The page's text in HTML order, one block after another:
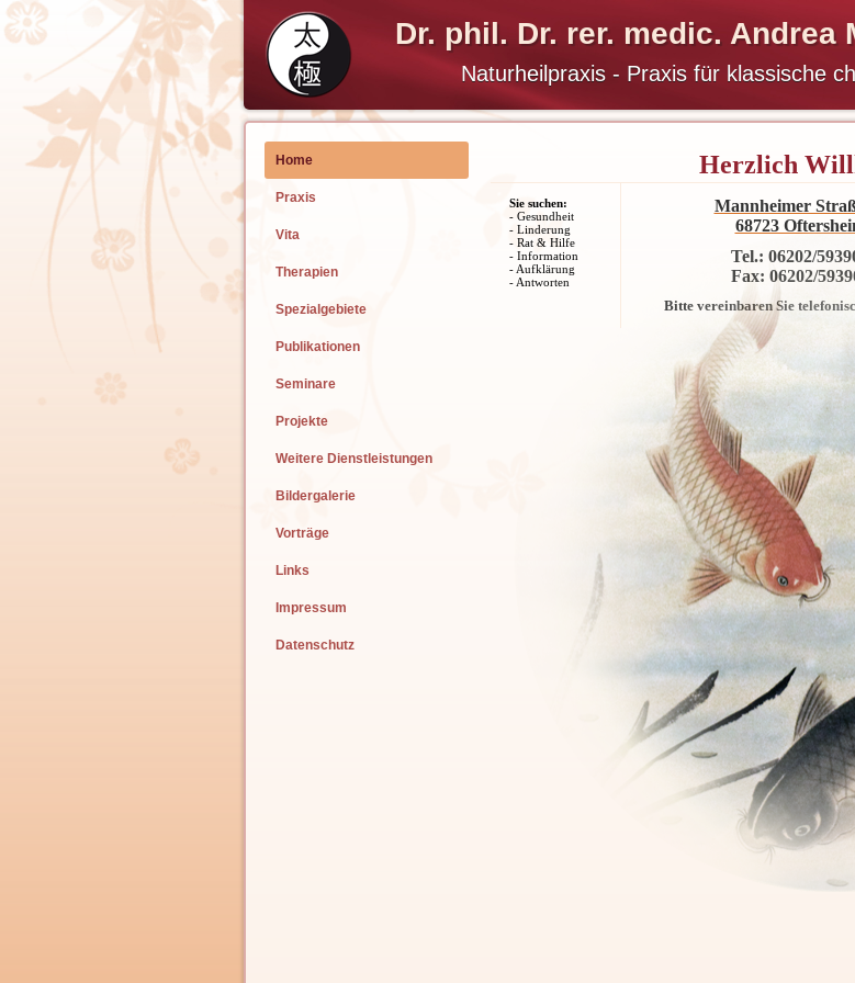
Dr. phil. Dr. rer. medic. Andrea
Naturheilpraxis - Praxis für klassische
Home
Praxis
Vita
Therapien
Spezialgebiete
Publikationen
Seminare
Projekte
Weitere Dienstleistungen
Bildergalerie
Vorträge
Links
Impressum
Datenschutz
Herzlich
Sie suchen:
- Gesundheit
- Linderung
- Rat & Hilfe
- Information
- Aufklärung
- Antworten
Mannheimer
68723
Tel.: 06202/
Fax: 06202/
Bitte vereinbaren Sie